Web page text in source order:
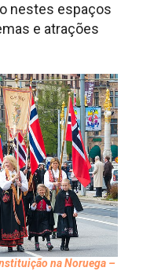
nestes espaços
e atrações
na Noruega –